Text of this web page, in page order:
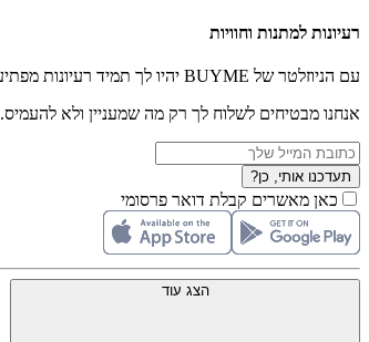
רעיונות למתנות וחוויות
עם הניוזלטר של BUYME יהיו לך תמיד רעיונות מפתיעים למתנות וחוויות.
אנחנו מבטיחים לשלוח לך רק מה שמעניין ולא להעמיס.
תעדכנו אותי, כן?
כאן מאשרים קבלת דואר פרסומי
הצג עוד